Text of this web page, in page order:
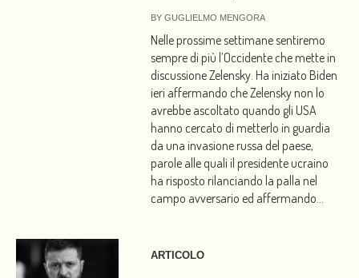
BYGUGLIELMO MENGORA
Nelle prossime settimane sentiremo
sempre di più l’Occidente che mette in
discussione Zelensky. Ha iniziato Biden
ieri affermando che Zelensky non lo
avrebbe ascoltato quando gli USA
hanno cercato di metterlo in guardia
da una invasione russa del paese,
parole alle quali il presidente ucraino
ha risposto rilanciando la palla nel
campo avversario ed affermando...
ARTICOLO